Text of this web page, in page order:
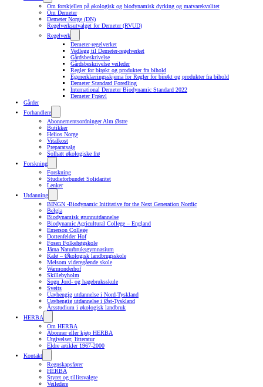
Om forskjellen på økologisk og biodynamisk dyrking og matvarekvalitet
Om Demeter
Demeter Norge (DN)
Regelverksutvalget for Demeter (RVUD)
Regelverk
Demeter-regelverket
Vedlegg til Demeter-regelverket
Gårdsbeskrivelse
Gårdsbeskrivelse veileder
Regler for birøkt og produkter fra bihold
Egenerklæringsskjema for Regler for birøkt og produkter fra bihold
Demeter Standard Foredling
International Demeter Biodynamic Standard 2022
Demeter Frøavl
Gårder
Forhandlere
Abonnementsordninger Alm Østre
Butikker
Helios Norge
Vitalkost
Preparatsalg
Solhatt økologiske frø
Forskning
Forskning
Studieforbundet Solidaritet
Lenker
Utdanning
BINGN -Biodynamic Inititative for the Next Generation Nordic
Belgia
Biodynamisk grunnutdannelse
Biodynamic Agricultural College – England
Emerson College
Dottenfelder Hof
Fosen Folkehøgskole
Järna Naturbruksgymnasium
Kalø – Økologisk landbrugsskole
Melsom videregående skole
Warmonderhof
Skillebyholm
Sogn Jord- og hagebruksskule
Sveits
Uavhengig utdannelse i Nord-Tyskland
Uavhengig utdannelse i Øst-Tyskland
Årsstudium i økologisk landbruk
HERBA
Om HERBA
Abonner eller kjøp HERBA
Utgivelser, litteratur
Eldre artikler 1967-2000
Kontakt
Regnskapsfører
HERBA
Styret og tillitsvalgte
Veiledere